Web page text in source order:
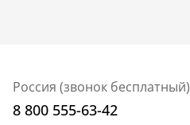
Россия (звонок бесплатный)
8 800 555-63-42